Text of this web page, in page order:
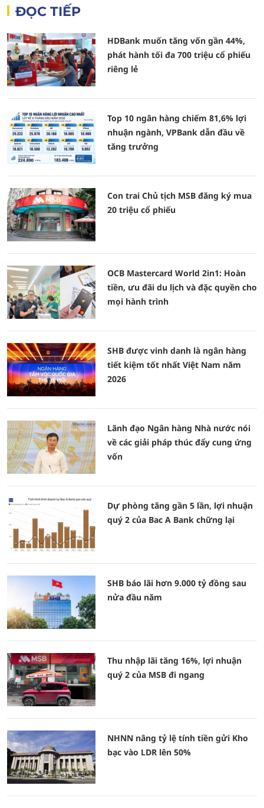
ĐỌC TIẾP
HDBank muốn tăng vốn gần 44%,
phát hành tối đa 700 triệu cổ phiếu
riêng lẻ
Top 10 ngân hàng chiếm 81,6% lợi
nhuận ngành, VPBank dẫn đầu về
tăng trưởng
Con trai Chủ tịch MSB đăng ký mua
20 triệu cổ phiếu
OCB Mastercard World 2in1: Hoàn
tiền, ưu đãi du lịch và đặc quyền cho
mọi hành trình
SHB được vinh danh là ngân hàng
tiết kiệm tốt nhất Việt Nam năm
2026
Lãnh đạo Ngân hàng Nhà nước nói
về các giải pháp thúc đẩy cung ứng
vốn
Dự phòng tăng gần 5 lần, lợi nhuận
quý 2 của Bac A Bank chững lại
SHB báo lãi hơn 9.000 tỷ đồng sau
nửa đầu năm
Thu nhập lãi tăng 16%, lợi nhuận
quý 2 của MSB đi ngang
NHNN nâng tỷ lệ tính tiền gửi Kho
bạc vào LDR lên 50%